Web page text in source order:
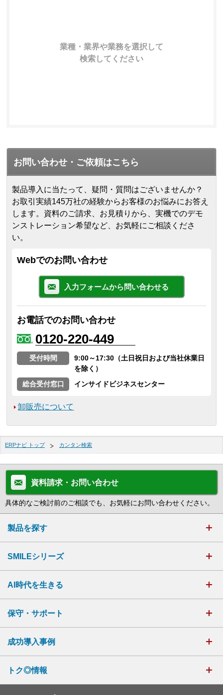
業種・業界や業務を選択して
検索してください
お問い合わせ・ご依頼はこちら
製品導入に当たって、疑問・質問はございませんか？
お取引実績145万社の経験からお客様のお悩みにお答え
します。 資料のご請求、お見積りから、実機でのデモ
ンストレーション希望など、お気軽にご相談くださ
い。
Webでのお問い合わせ
入力フォームから問い合わせる
お電話でのお問い合わせ
0120-220-449
受付時間
9:00～17:30（土日祝日および当社休業日
を除く）
総合受付窓口
インサイドビジネスセンター
卸販売について
ERPナビ トップ カンタン検索
資料請求・お問い合わせ
具体的なご検討前のご相談でも、お気軽にお問い合わせください。
製品を探す
SMILEシリーズ
AI時代を生きる
保守・サポート
成功導入事例
トク◎情報